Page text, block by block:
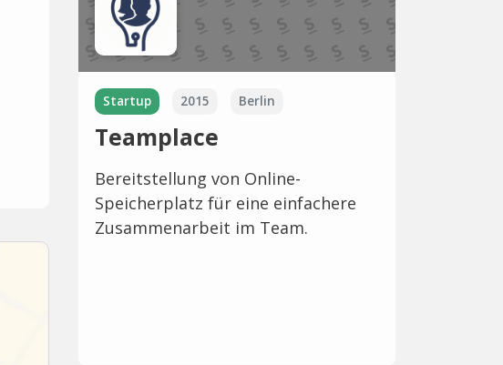
Startup 2015 Berlin
Teamplace
Bereitstellung von Online-
Speicherplatz für eine einfachere
Zusammenarbeit im Team.